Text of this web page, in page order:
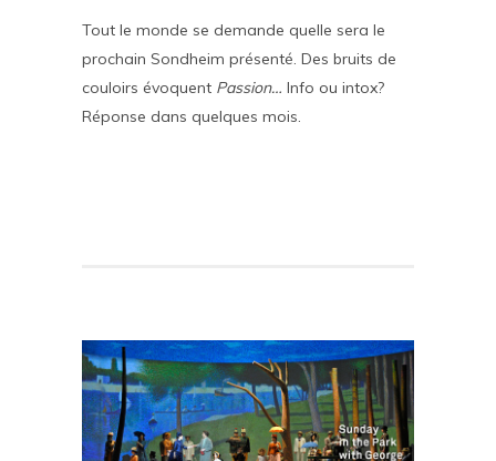
Tout le monde se demande quelle sera le
prochain Sondheim présenté. Des bruits de
couloirs évoquent Passion… Info ou intox?
Réponse dans quelques mois.